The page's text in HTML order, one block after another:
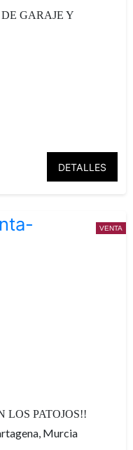
GARAJE Y
DETALLES
VENTA
COMO
LOS PATOJOS!!
Murcia